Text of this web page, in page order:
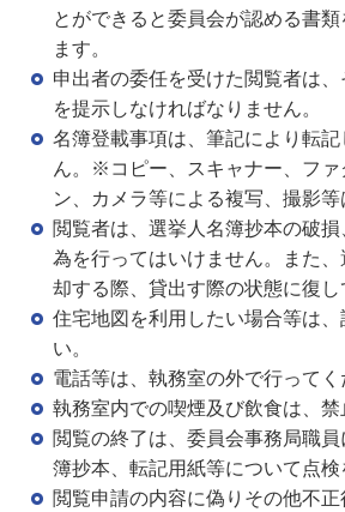
とができると委員会が認める書
ます。
申出者の委任を受けた閲覧者は
を提示しなければなりません。
名簿登載事項は、筆記により転
ん。※コピー、スキャナー、ファ
ン、カメラ等による複写、撮影等
閲覧者は、選挙人名簿抄本の破
為を行ってはいけません。また
却する際、貸出す際の状態に復し
住宅地図を利用したい場合等は、
い。
電話等は、執務室の外で行ってく
執務室内での喫煙及び飲食は、禁
閲覧の終了は、委員会事務局職
簿抄本、転記用紙等について点検
閲覧申請の内容に偽りその他不正